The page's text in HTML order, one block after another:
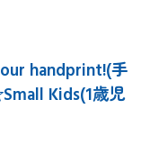
handprint!(手
Kids(1歳児